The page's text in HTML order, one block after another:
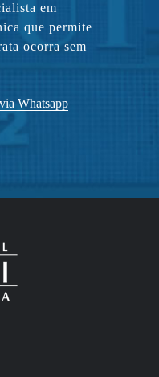
em
que permite
ocorra sem
Whatsapp